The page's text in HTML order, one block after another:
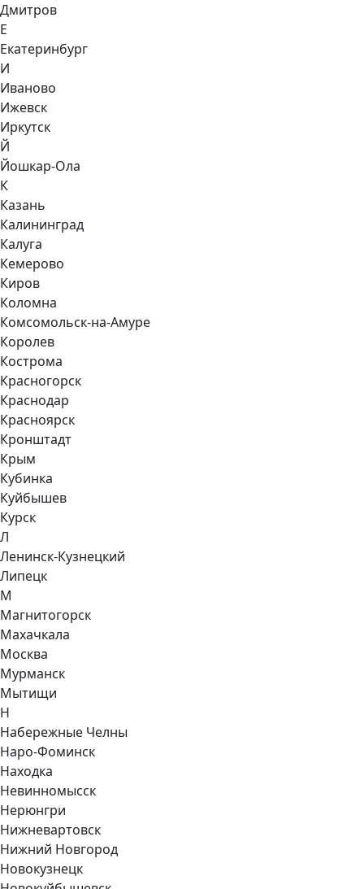
Дмитров
Е
Екатеринбург
И
Иваново
Ижевск
Иркутск
Й
Йошкар-Ола
К
Казань
Калининград
Калуга
Кемерово
Киров
Коломна
Комсомольск-на-Амуре
Королев
Кострома
Красногорск
Краснодар
Красноярск
Кронштадт
Крым
Кубинка
Куйбышев
Курск
Л
Ленинск-Кузнецкий
Липецк
М
Магнитогорск
Махачкала
Москва
Мурманск
Мытищи
Н
Набережные Челны
Наро-Фоминск
Находка
Невинномысск
Нерюнгри
Нижневартовск
Нижний Новгород
Новокузнецк